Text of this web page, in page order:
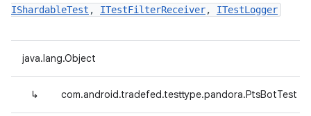
IShardableTest , ITestFilterReceiver, ITestLogger
java.lang.Object
↳ com.android.tradefed.testtype.pandora.PtsBotTest